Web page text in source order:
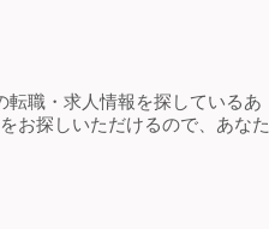
職・求人情報を探しているあ
お探しいただけるので、あなた